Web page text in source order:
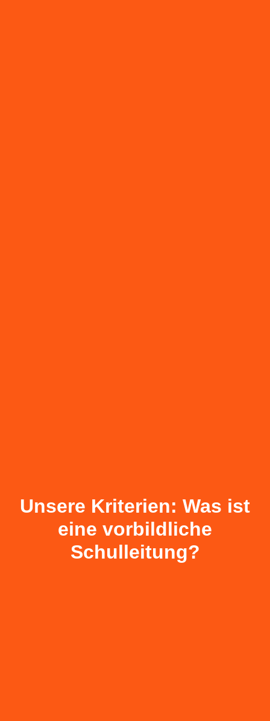
Unsere Kriterien: Was ist
eine vorbildliche
Schulleitung?